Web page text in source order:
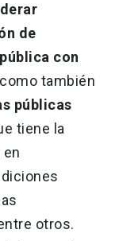
de
con
como también
públicas
tiene la
otros.